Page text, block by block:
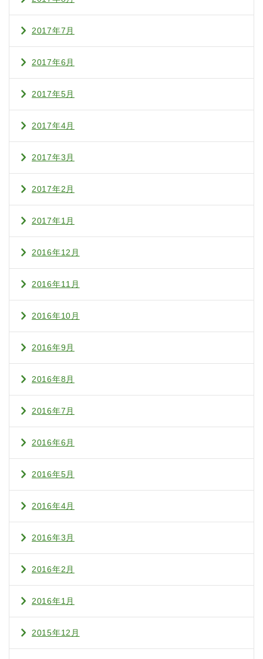
2017年7月
2017年6月
2017年5月
2017年4月
2017年3月
2017年2月
2017年1月
2016年12月
2016年11月
2016年10月
2016年9月
2016年8月
2016年7月
2016年6月
2016年5月
2016年4月
2016年3月
2016年2月
2016年1月
2015年12月